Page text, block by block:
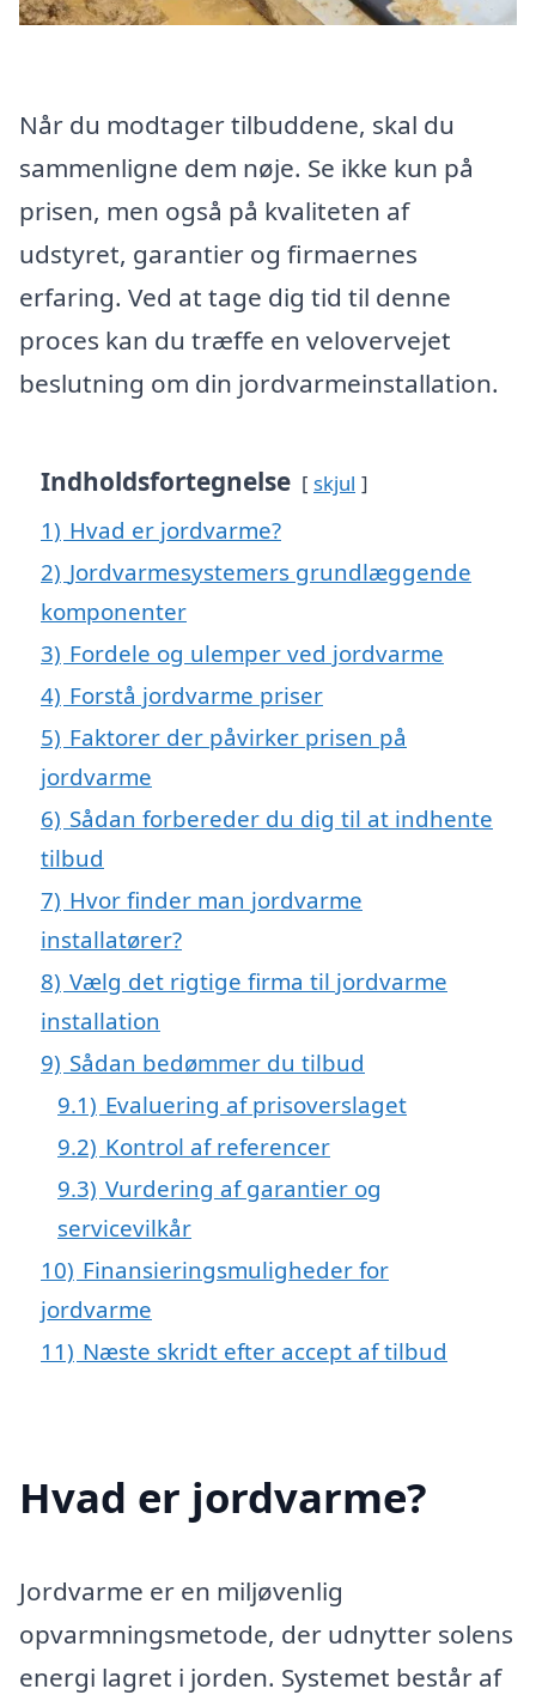
Når du modtager tilbuddene, skal du
sammenligne dem nøje. Se ikke kun på
prisen, men også på kvaliteten af
udstyret, garantier og firmaernes
erfaring. Ved at tage dig tid til denne
proces kan du træffe en velovervejet
beslutning om din jordvarmeinstallation.
Indholdsfortegnelse skjul
1) Hvad er jordvarme?
2) Jordvarmesystemers grundlæggende
komponenter
3) Fordele og ulemper ved jordvarme
4) Forstå jordvarme priser
5) Faktorer der påvirker prisen på
jordvarme
6) Sådan forbereder du dig til at indhente
tilbud
7) Hvor finder man jordvarme
installatører?
8) Vælg det rigtige firma til jordvarme
installation
9) Sådan bedømmer du tilbud
9.1) Evaluering af prisoverslaget
9.2) Kontrol af referencer
9.3) Vurdering af garantier og
servicevilkår
10) Finansieringsmuligheder for
jordvarme
11) Næste skridt efter accept af tilbud
Hvad er jordvarme?
Jordvarme er en miljøvenlig
opvarmningsmetode, der udnytter solens
energi lagret i jorden. Systemet består af